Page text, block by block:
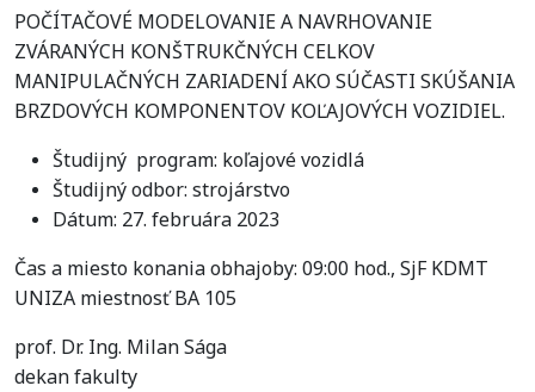
POČÍTAČOVÉ MODELOVANIE A NAVRHOVANIE
ZVÁRANÝCH KONŠTRUKČNÝCH CELKOV
MANIPULAČNÝCH ZARIADENÍ AKO SÚČASTI SKÚŠANIA
BRZDOVÝCH KOMPONENTOV KOĽAJOVÝCH VOZIDIEL.
Študijný program: koľajové vozidlá
Študijný odbor: strojárstvo
Dátum: 27. februára 2023
Čas a miesto konania obhajoby: 09:00 hod., SjF KDMT
UNIZA miestnosť BA 105
prof. Dr. Ing. Milan Sága
dekan fakulty